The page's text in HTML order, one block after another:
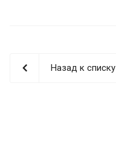
Назад к списку